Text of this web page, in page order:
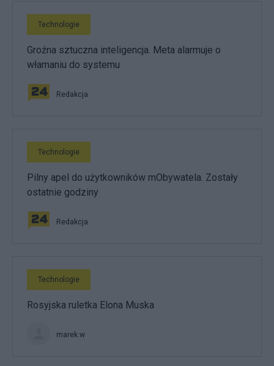
Technologie
Groźna sztuczna inteligencja. Meta alarmuje o
włamaniu do systemu
Redakcja
Technologie
Pilny apel do użytkowników mObywatela. Zostały
ostatnie godziny
Redakcja
Technologie
Rosyjska ruletka Elona Muska
marek.w